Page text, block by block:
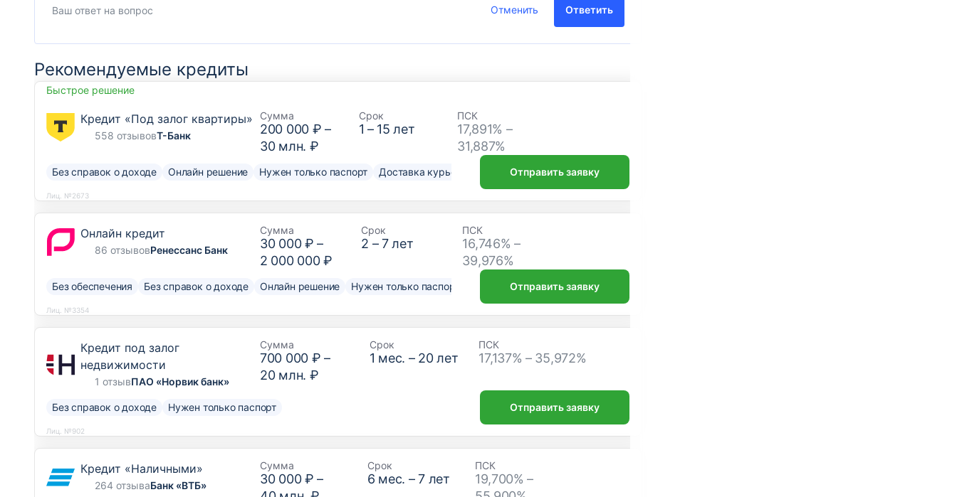
Отменить Ответить
Рекомендуемые кредиты
Быстрое решение
Кредит «Под залог квартиры»
558 отзывовТ-Банк
Сумма
200 000 ₽ –
30 млн. ₽
Срок
1 – 15 лет
ПСК
17,891% –
31,887%
Без справок о доходе Онлайн решение Нужен только паспорт Доставка курьером Отправить заявку
Лиц. №2673
Онлайн кредит
86 отзывовРенессанс Банк
Сумма
30 000 ₽ –
2 000 000 ₽
Срок
2 –7лет
ПСК
16,746% –
39,976%
Без обеспечения Без справок о доходе Онлайн решение Нужен только паспорт Отправить заявку
Лиц. №3354
Кредит под залог
недвижимости
1 отзывПАО «Норвик банк»
Сумма
700 000 ₽ –
20 млн. ₽
Срок
1 мес. – 20лет
ПСК
17,137% – 35,972%
Без справок о доходе Нужен только паспорт Отправить заявку
Лиц. №902
Кредит «Наличными»
264 отзываБанк «ВТБ»
Сумма
30 000 ₽ –
Срок
6 мес. –7лет
ПСК
19,700% –